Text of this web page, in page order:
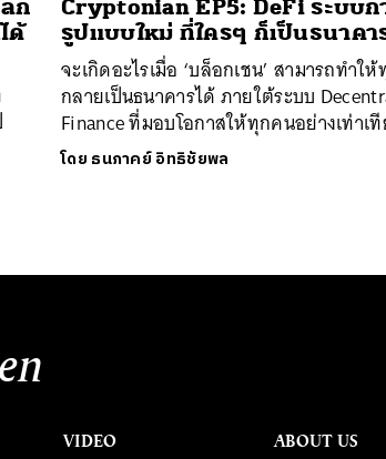
ก
ด้
Cryptonian EP5: DeFi ระบบก
รูปแบบใหม่ ที่ใครๆ ก็เป็นธนาคา
จะเกิดอะไรเมื่อ ‘บล็อกเชน’ สามารถทำใ
กลายเป็นธนาคารได้ ภายใต้ระบบ
Finance ที่มอบโอกาสให้ทุกคนอย่างเท่าเ
โดย ธนภาคย์ อิทธิชัยพล
VIDEO ABOUT US